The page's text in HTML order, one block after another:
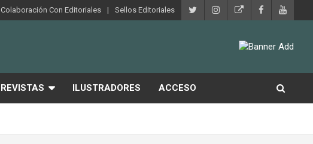
Colaboración Con Editoriales Sellos Editoriales
REVISTAS ILUSTRADORES ACCESO